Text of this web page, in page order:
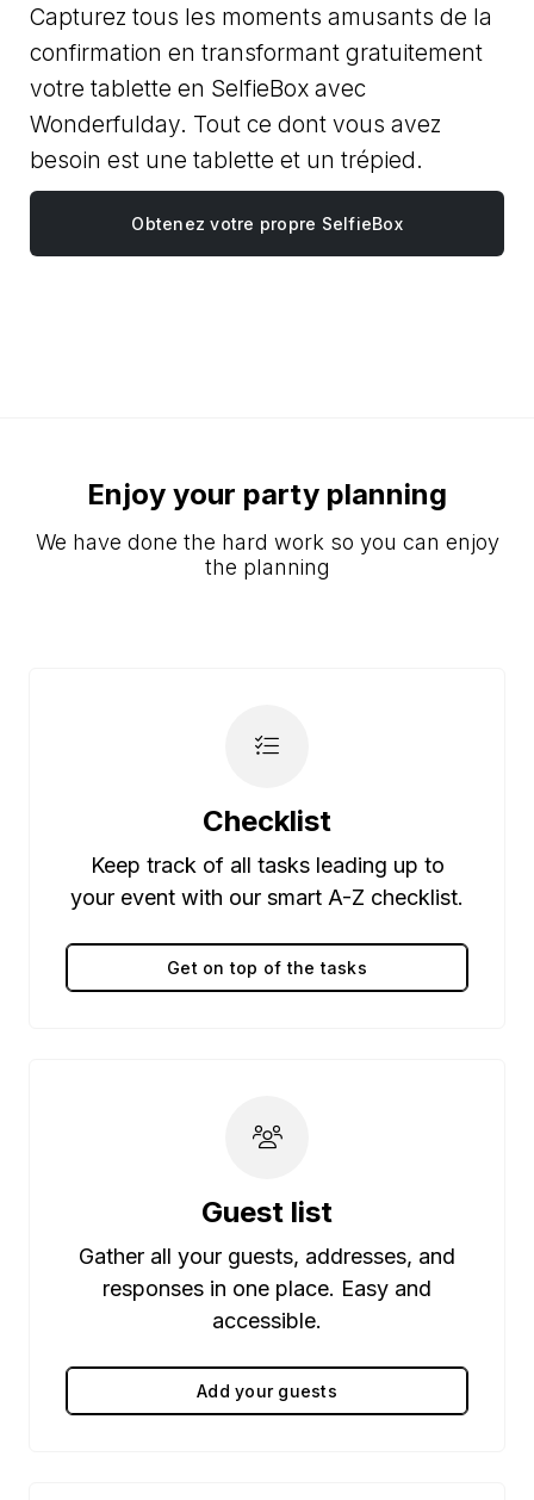
Capturez tous les moments amusants de la
confirmation en transformant gratuitement
votre tablette en SelfieBox avec
Wonderfulday. Tout ce dont vous avez
besoin est une tablette et un trépied.
Obtenez votre propre SelfieBox
Enjoy your party planning
We have done the hard work so you can enjoy
the planning
Checklist
Keep track of all tasks leading up to
your event with our smart A-Z checklist.
Get on top of the tasks
Guest list
Gather all your guests, addresses, and
responses in one place. Easy and
accessible.
Add your guests